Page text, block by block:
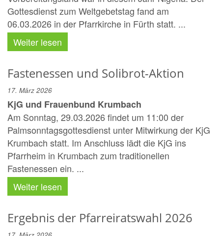
Gottesdienst zum Weltgebetstag fand am
06.03.2026 in der Pfarrkirche in Fürth statt. ...
Weiter lesen
Fastenessen und Solibrot-Aktion
17. März 2026
KjG und Frauenbund Krumbach
Am Sonntag, 29.03.2026 findet um 11:00 der
Palmsonntagsgottesdienst unter Mitwirkung der KjG
Krumbach statt. Im Anschluss lädt die KjG ins
Pfarrheim in Krumbach zum traditionellen
Fastenessen ein. ...
Weiter lesen
Ergebnis der Pfarreiratswahl 2026